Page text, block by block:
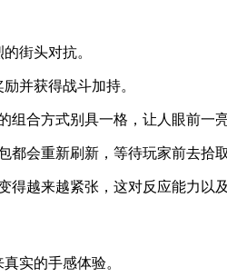
街头对抗。
并获得战斗加持。
组合方式别具一格，让人眼前一亮
都会重新刷新，等待玩家前去拾取
得越来越紧张，这对反应能力以
实的手感体验。